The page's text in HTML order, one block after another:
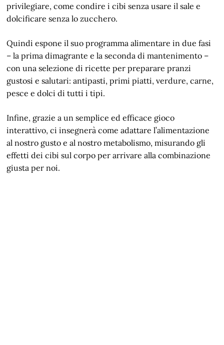
privilegiare, come condire i cibi senza usare il sale e
dolcificare senza lo zucchero.
Quindi espone il suo programma alimentare in due fasi
– la prima dimagrante e la seconda di mantenimento –
con una selezione di ricette per preparare pranzi
gustosi e salutari: antipasti, primi piatti, verdure, carne,
pesce e dolci di tutti i tipi.
Infine, grazie a un semplice ed efficace gioco
interattivo, ci insegnerà come adattare l’alimentazione
al nostro gusto e al nostro metabolismo, misurando gli
effetti dei cibi sul corpo per arrivare alla combinazione
giusta per noi.